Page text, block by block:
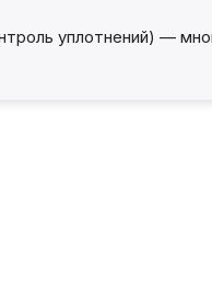
уплотнений) —